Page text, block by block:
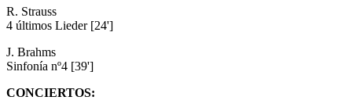
R. Strauss
4 últimos Lieder [24']
J. Brahms
Sinfonía nº4 [39']
CONCIERTOS: